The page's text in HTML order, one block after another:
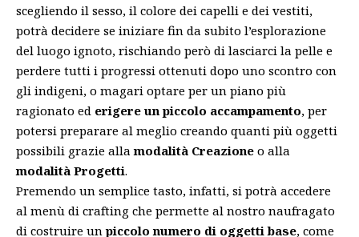
scegliendo il sesso, il colore dei capelli e dei vestiti,
potrà decidere se iniziare fin da subito l’esplorazione
del luogo ignoto, rischiando però di lasciarci la pelle e
perdere tutti i progressi ottenuti dopo uno scontro con
gli indigeni, o magari optare per un piano più
ragionato ed erigere un piccolo accampamento, per
potersi preparare al meglio creando quanti più oggetti
possibili grazie allamodalità Creazione o alla
modalità Progetti.
Premendo un semplice tasto, infatti, si potrà accedere
al menù di crafting che permette al nostro naufragato
di costruire unpiccolo numero di oggetti base, come